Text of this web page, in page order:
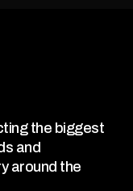
the biggest
and
around the